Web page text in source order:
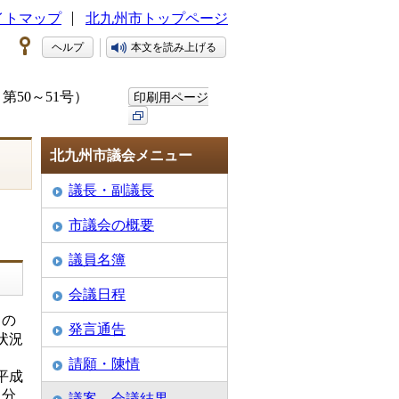
トマップ 北九州市トップページ
ヘルプ 本文を読み上げる
50～51号） 印刷用ページ
況
成
北九州市議会メニュー
議長・副議長
市議会の概要
議員名簿
会議日程
発言通告
請願・陳情